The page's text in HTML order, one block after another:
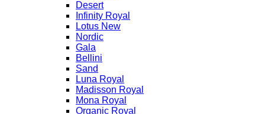
Desert
Infinity Royal
Lotus New
Nordic
Gala
Bellini
Sand
Luna Royal
Madisson Royal
Mona Royal
Organic Royal